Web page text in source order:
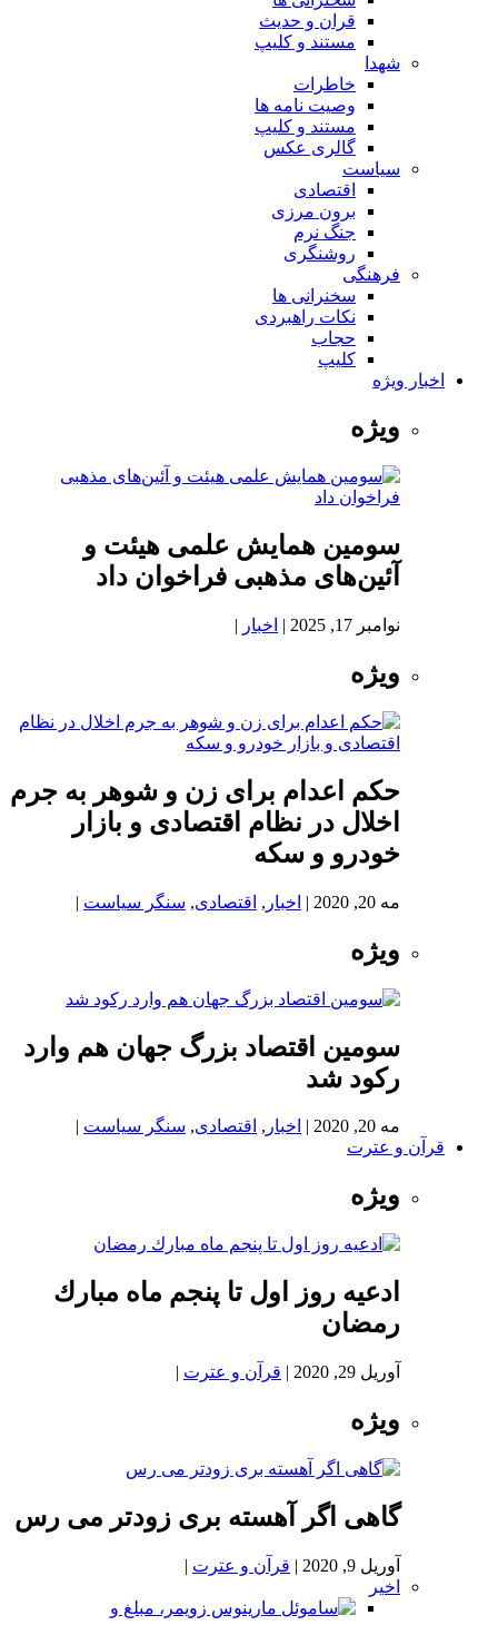
قران و حدیث
مستند و کلیپ
شهدا
خاطرات
وصیت نامه ها
مستند و کلیپ
گالری عکس
سیاست
اقتصادی
برون مرزی
جنگ نرم
روشنگری
فرهنگی
سخنرانی ها
نکات راهبردی
حجاب
کلیپ
اخبار ویژه
ویژه
سومین همایش علمی هیئت و
آئین‌های مذهبی فراخوان داد
نوامبر 17, 2025 | اخبار |
ویژه
حکم اعدام برای زن و شوهر به جرم
اخلال در نظام اقتصادی و بازار
خودرو و سکه
مه 20, 2020 | اخبار , اقتصادی, سنگر سیاست |
ویژه
سومین اقتصاد بزرگ جهان هم وارد
رکود شد
مه 20, 2020 | اخبار , اقتصادی, سنگر سیاست |
قرآن و عترت
ویژه
ادعيه روز اول تا پنجم ماه مبارك
رمضان
آوریل 29, 2020 | قرآن و عترت |
ویژه
گاهی اگر آهسته بری زودتر می رس
آوریل 9, 2020 | قرآن و عترت |
اخیر